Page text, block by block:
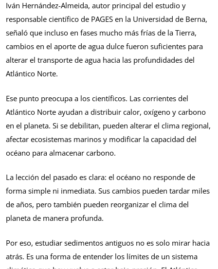
Iván Hernández-Almeida, autor principal del estudio y
responsable científico de PAGES en la Universidad de Berna,
señaló que incluso en fases mucho más frías de la Tierra,
cambios en el aporte de agua dulce fueron suficientes para
alterar el transporte de agua hacia las profundidades del
Atlántico Norte.
Ese punto preocupa a los científicos. Las corrientes del
Atlántico Norte ayudan a distribuir calor, oxígeno y carbono
en el planeta. Si se debilitan, pueden alterar el clima regional,
afectar ecosistemas marinos y modificar la capacidad del
océano para almacenar carbono.
La lección del pasado es clara: el océano no responde de
forma simple ni inmediata. Sus cambios pueden tardar miles
de años, pero también pueden reorganizar el clima del
planeta de manera profunda.
Por eso, estudiar sedimentos antiguos no es solo mirar hacia
atrás. Es una forma de entender los límites de un sistema